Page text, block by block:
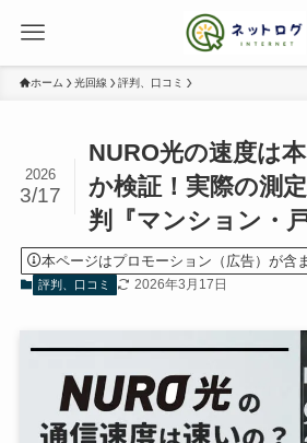
ホーム 光回線 評判、口コミ
NURO光の速度は
か検証！実際の測
判『マンション・戸
2026
3/17
本ページはプロモーション（広告）が含
評判、口コミ 2026年3月17日